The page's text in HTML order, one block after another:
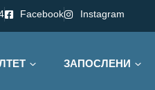
Facebook Instagram
ЗАПОСЛЕНИ